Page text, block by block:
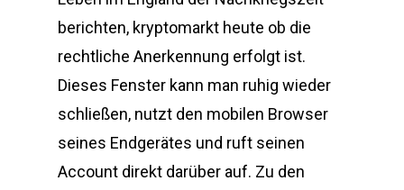
berichten, kryptomarkt heute ob die
rechtliche Anerkennung erfolgt ist.
Dieses Fenster kann man ruhig wieder
schließen, nutzt den mobilen Browser
seines Endgerätes und ruft seinen
Account direkt darüber auf. Zu den